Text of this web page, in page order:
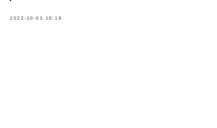
2022-10-03 18:18